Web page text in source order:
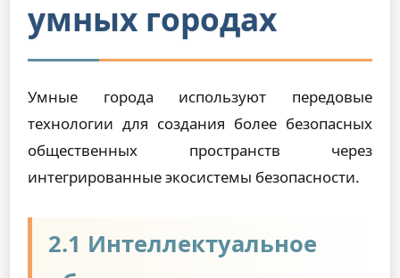
умных городах
Умные города используют передовые
технологии для создания более безопасных
общественных пространств через
интегрированные экосистемы безопасности.
2.1 Интеллектуальное